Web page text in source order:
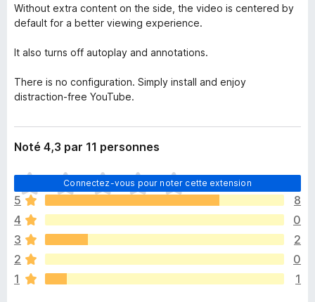
Without extra content on the side, the video is centered by
default for a better viewing experience.
It also turns off autoplay and annotations.
There is no configuration. Simply install and enjoy
distraction-free YouTube.
Noté 4,3 par 11 personnes
Connectez-vous pour noter cette extension
I
l
n
’
y
a
a
u
5
8
4
0
3
2
2
0
1
1